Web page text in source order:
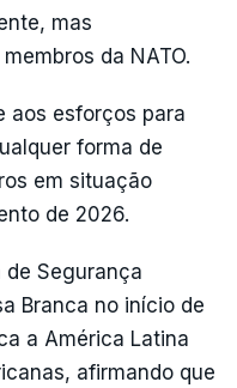
mas
da NATO.
aos esforços para
forma de
em situação
de 2026.
Segurança
Branca no início de
a América Latina
afirmando que